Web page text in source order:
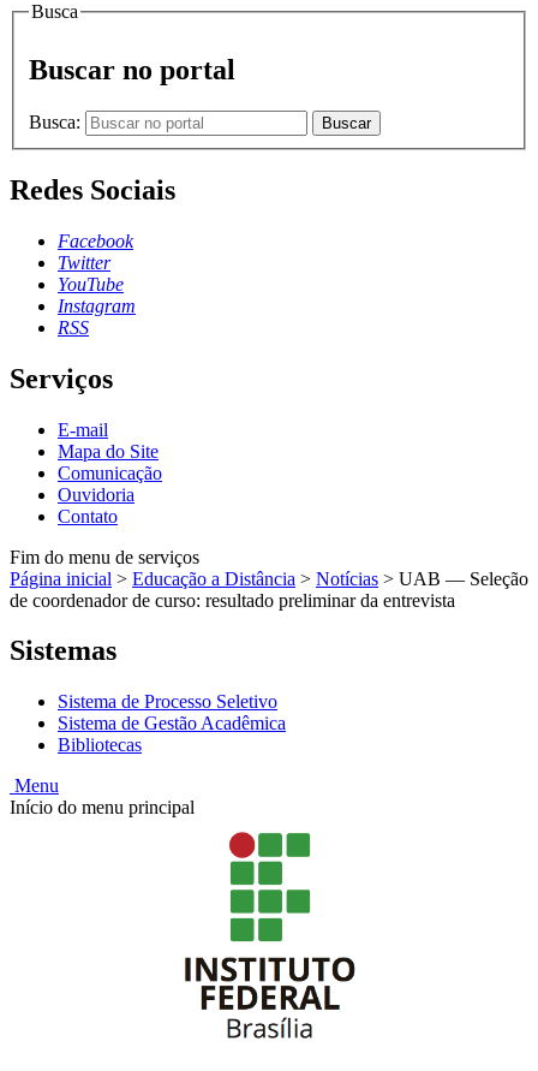
Busca
Buscar no portal
Busca: Buscar
Redes Sociais
Facebook
Twitter
YouTube
Instagram
RSS
Serviços
E-mail
Mapa do Site
Comunicação
Ouvidoria
Contato
Fim do menu de serviços
Página inicial > Educação a Distância > Notícias > UAB — Seleção
de coordenador de curso: resultado preliminar da entrevista
Sistemas
Sistema de Processo Seletivo
Sistema de Gestão Acadêmica
Bibliotecas
Menu
Início do menu principal